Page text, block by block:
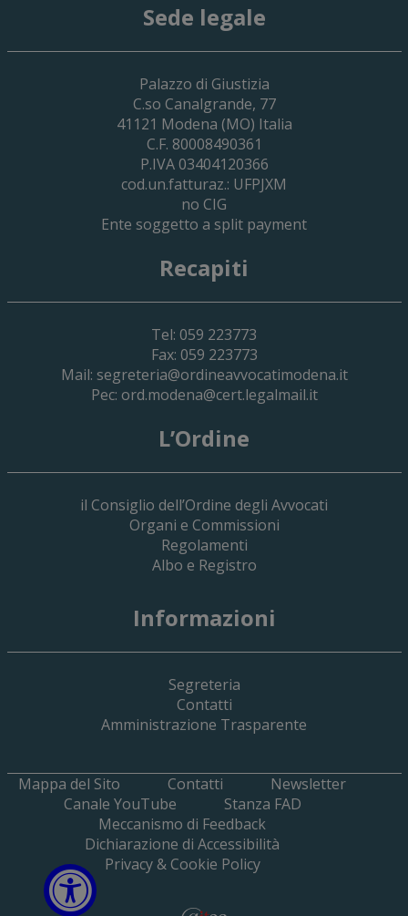
29 Giugno 2026
Cassa Forense – Elezioni Dei Delegati
2030
19 Giugno 2026
Sede legale
Palazzo di Giustizia
C.so Canalgrande, 77
41121 Modena (MO) Italia
C.F. 80008490361
P.IVA 03404120366
cod.un.fatturaz.: UFPJXM
no CIG
Ente soggetto a split payment
Recapiti
Tel: 059 223773
Fax: 059 223773
Mail: segreteria@ordineavvocatimodena.it
Pec: ord.modena@cert.legalmail.it
L’Ordine
il Consiglio dell’Ordine degli Avvocati
Organi e Commissioni
Regolamenti
Albo e Registro
Informazioni
Segreteria
Contatti
Amministrazione Trasparente
Mappa del Sito Contatti
Newsletter
Canale YouTube
Stanza FAD
Meccanismo di Feedback
Dichiarazione di Accessibilità
Privacy & Cookie Policy